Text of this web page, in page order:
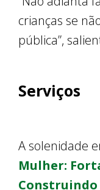
crianças se
pública”,
Serviços
A solenidade
Mulher: